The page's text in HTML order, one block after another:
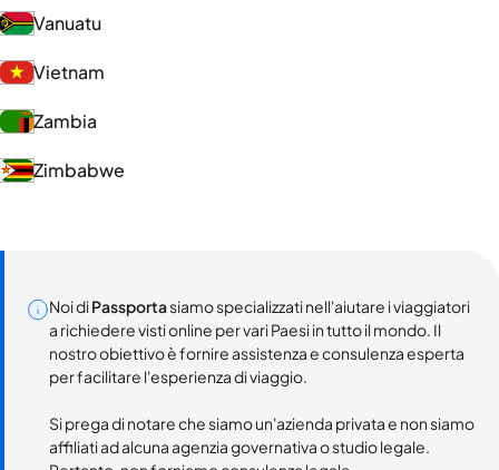
Vanuatu
Vietnam
Zambia
Zimbabwe
Noi diPassportasiamo specializzati nell'aiutare i viaggiatori
a richiedere visti online per vari Paesi in tutto il mondo. Il
nostro obiettivo è fornire assistenza e consulenza esperta
per facilitare l'esperienza di viaggio.
Si prega di notare che siamo un'azienda privata e non siamo
affiliati ad alcuna agenzia governativa o studio legale.